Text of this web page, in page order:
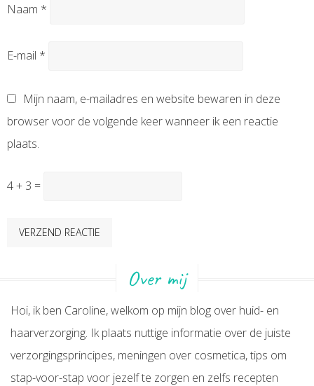
Naam *
E-mail *
Mijn naam, e-mailadres en website bewaren in deze
browser voor de volgende keer wanneer ik een reactie
plaats.
4 + 3 =
Over mij
Hoi, ik ben Caroline, welkom op mijn blog over huid- en
haarverzorging. Ik plaats nuttige informatie over de juiste
verzorgingsprincipes, meningen over cosmetica, tips om
stap-voor-stap voor jezelf te zorgen en zelfs recepten